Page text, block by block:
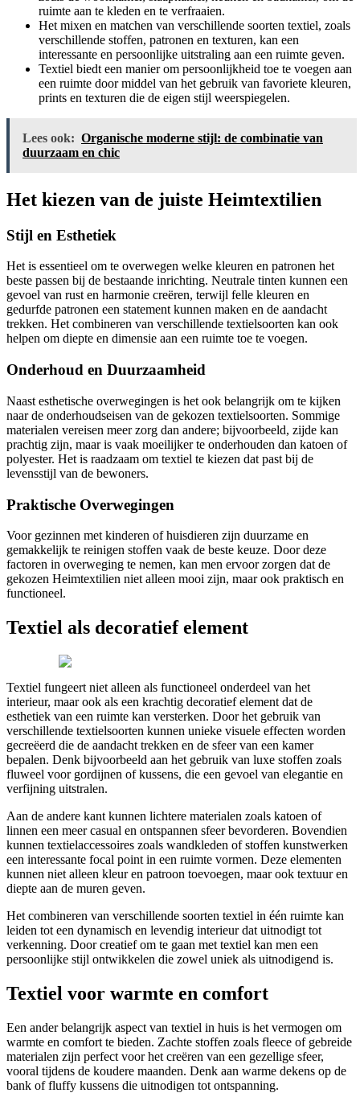
ruimte aan te kleden en te verfraaien.
Het mixen en matchen van verschillende soorten textiel, zoals
verschillende stoffen, patronen en texturen, kan een
interessante en persoonlijke uitstraling aan een ruimte geven.
Textiel biedt een manier om persoonlijkheid toe te voegen aan
een ruimte door middel van het gebruik van favoriete kleuren,
prints en texturen die de eigen stijl weerspiegelen.
Lees ook: Organische moderne stijl: de combinatie van
duurzaam en chic
Het kiezen van de juiste Heimtextilien
Stijl en Esthetiek
Het is essentieel om te overwegen welke kleuren en patronen het
beste passen bij de bestaande inrichting. Neutrale tinten kunnen een
gevoel van rust en harmonie creëren, terwijl felle kleuren en
gedurfde patronen een statement kunnen maken en de aandacht
trekken. Het combineren van verschillende textielsoorten kan ook
helpen om diepte en dimensie aan een ruimte toe te voegen.
Onderhoud en Duurzaamheid
Naast esthetische overwegingen is het ook belangrijk om te kijken
naar de onderhoudseisen van de gekozen textielsoorten. Sommige
materialen vereisen meer zorg dan andere; bijvoorbeeld, zijde kan
prachtig zijn, maar is vaak moeilijker te onderhouden dan katoen of
polyester. Het is raadzaam om textiel te kiezen dat past bij de
levensstijl van de bewoners.
Praktische Overwegingen
Voor gezinnen met kinderen of huisdieren zijn duurzame en
gemakkelijk te reinigen stoffen vaak de beste keuze. Door deze
factoren in overweging te nemen, kan men ervoor zorgen dat de
gekozen Heimtextilien niet alleen mooi zijn, maar ook praktisch en
functioneel.
Textiel als decoratief element
Textiel fungeert niet alleen als functioneel onderdeel van het
interieur, maar ook als een krachtig decoratief element dat de
esthetiek van een ruimte kan versterken. Door het gebruik van
verschillende textielsoorten kunnen unieke visuele effecten worden
gecreëerd die de aandacht trekken en de sfeer van een kamer
bepalen. Denk bijvoorbeeld aan het gebruik van luxe stoffen zoals
fluweel voor gordijnen of kussens, die een gevoel van elegantie en
verfijning uitstralen.
Aan de andere kant kunnen lichtere materialen zoals katoen of
linnen een meer casual en ontspannen sfeer bevorderen. Bovendien
kunnen textielaccessoires zoals wandkleden of stoffen kunstwerken
een interessante focal point in een ruimte vormen. Deze elementen
kunnen niet alleen kleur en patroon toevoegen, maar ook textuur en
diepte aan de muren geven.
Het combineren van verschillende soorten textiel in één ruimte kan
leiden tot een dynamisch en levendig interieur dat uitnodigt tot
verkenning. Door creatief om te gaan met textiel kan men een
persoonlijke stijl ontwikkelen die zowel uniek als uitnodigend is.
Textiel voor warmte en comfort
Een ander belangrijk aspect van textiel in huis is het vermogen om
warmte en comfort te bieden. Zachte stoffen zoals fleece of gebreide
materialen zijn perfect voor het creëren van een gezellige sfeer,
vooral tijdens de koudere maanden. Denk aan warme dekens op de
bank of fluffy kussens die uitnodigen tot ontspanning.